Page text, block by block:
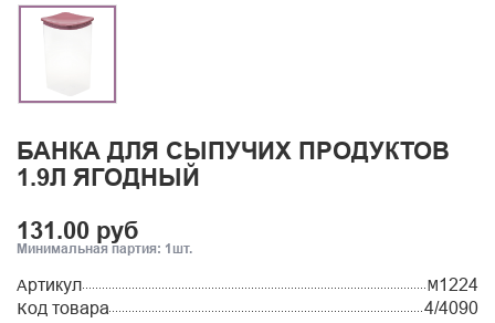
БАНКА ДЛЯ СЫПУЧИХ ПРОДУКТОВ
1.9Л ЯГОДНЫЙ
131.00 руб
Минимальная партия: 1шт.
Артикул
М1224
Код товара
4/4090